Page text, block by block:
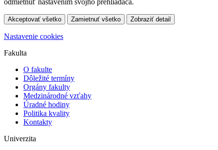
Akceptovať všetko Zamietnuť všetko Zobraziť detail
Nastavenie cookies
Fakulta
O fakulte
Dôležité termíny
Orgány fakulty
Medzinárodné vzťahy
Úradné hodiny
Politika kvality
Kontakty
Univerzita